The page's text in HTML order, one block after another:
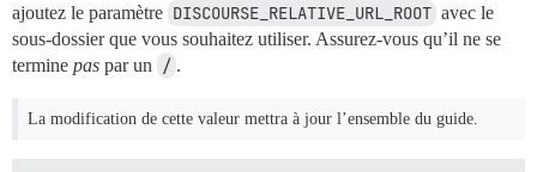
ajoutez le paramètre DISCOURSE_RELATIVE_URL_ROOT avec le
sous-dossier que vous souhaitez utiliser. Assurez-vous qu’il ne se
termine pas par un / .
La modification de cette valeur mettra à jour l’ensemble du guide.